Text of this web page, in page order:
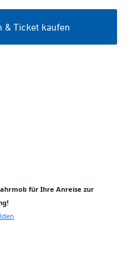
für Ihre Anreise zur